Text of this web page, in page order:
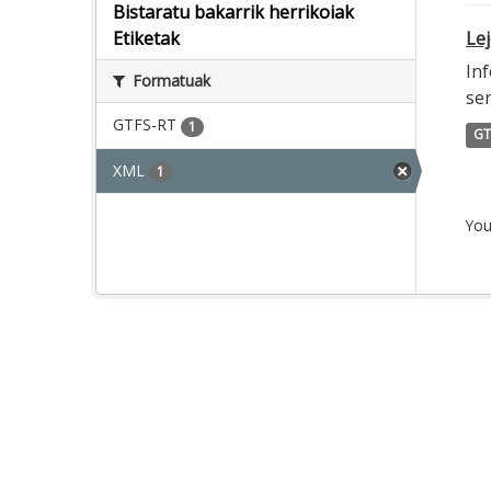
Bistaratu bakarrik herrikoiak
Etiketak
Formatuak
GTFS-RT 1
XML 1